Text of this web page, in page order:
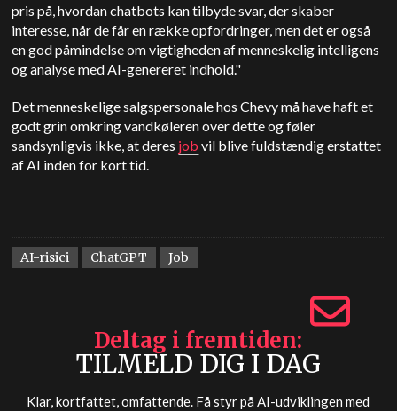
pris på, hvordan chatbots kan tilbyde svar, der skaber
interesse, når de får en række opfordringer, men det er også
en god påmindelse om vigtigheden af menneskelig intelligens
og analyse med AI-genereret indhold."
Det menneskelige salgspersonale hos Chevy må have haft et
godt grin omkring vandkøleren over dette og føler
sandsynligvis ikke, at deres job vil blive fuldstændig erstattet
af AI inden for kort tid.
AI-risici ChatGPT Job
Deltag i fremtiden
TILMELD DIG I DAG
Klar, kortfattet, omfattende. Få styr på AI-udviklingen med